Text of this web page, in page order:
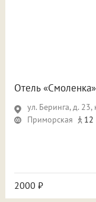
Отель «Смоленка»
ул. Беринга, д. 23, корп.
Приморская
12
2000 ₽